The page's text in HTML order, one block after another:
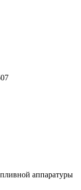
аппаратуры